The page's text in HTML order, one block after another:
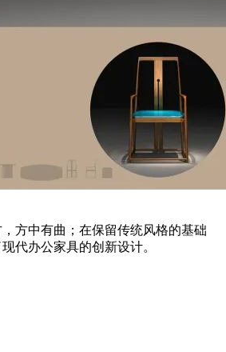
方中有曲；在保留传统风格的基础
代办公家具的创新设计。